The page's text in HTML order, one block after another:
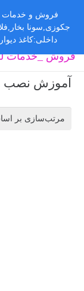
فروش _خدمات
آموزش نصب
فروش و خدمات
جکوزی,سونا
داخلی:کاغذ